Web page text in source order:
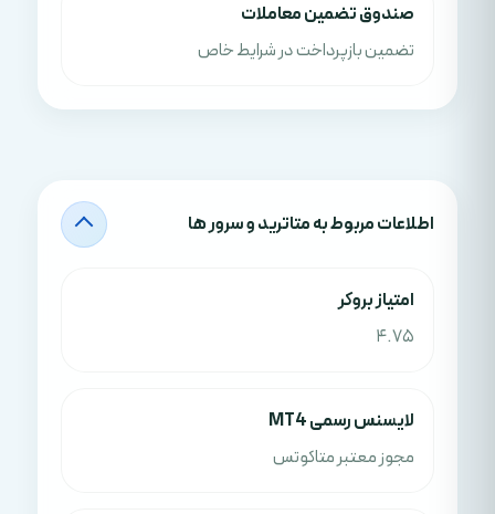
صندوق تضمین معاملات
تضمین بازپرداخت در شرایط خاص
اطلاعات مربوط به متاترید و سرور ها
امتياز بروکر
4.75
لایسنس رسمی MT4
مجوز معتبر متاکوتس